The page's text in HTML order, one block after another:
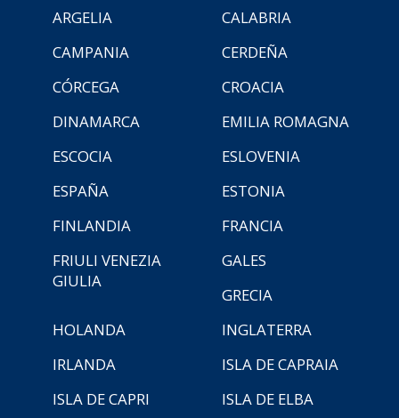
ARGELIA
CALABRIA
CAMPANIA
CERDEÑA
CÓRCEGA
CROACIA
DINAMARCA
EMILIA ROMAGNA
ESCOCIA
ESLOVENIA
ESPAÑA
ESTONIA
FINLANDIA
FRANCIA
FRIULI VENEZIA
GIULIA
GALES
GRECIA
HOLANDA
INGLATERRA
IRLANDA
ISLA DE CAPRAIA
ISLA DE CAPRI
ISLA DE ELBA